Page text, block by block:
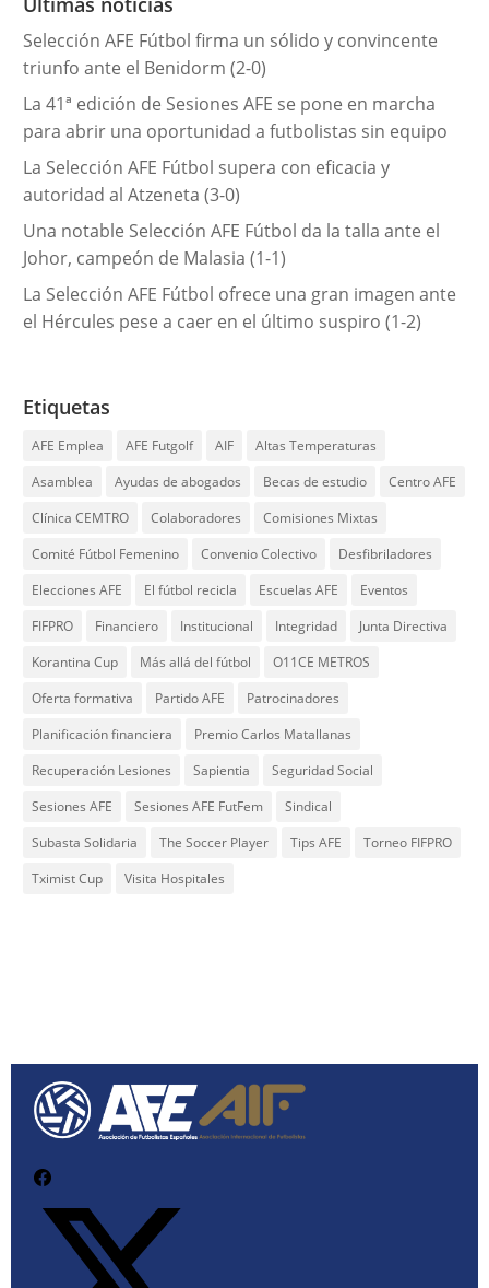
a
s
Selección AFE Fútbol firma un sólido y convincente
triunfo ante el Benidorm (2-0)
La 41ª edición de Sesiones AFE se pone en marcha
para abrir una oportunidad a futbolistas sin equipo
La Selección AFE Fútbol supera con eficacia y
autoridad al Atzeneta (3-0)
Una notable Selección AFE Fútbol da la talla ante el
Johor, campeón de Malasia (1-1)
La Selección AFE Fútbol ofrece una gran imagen ante
el Hércules pese a caer en el último suspiro (1-2)
Etiquetas
AFE Emplea AFE Futgolf AIF
Altas Temperaturas
Asamblea
Ayudas de abogados Becas de estudio
Centro AFE
Clínica CEMTRO
Colaboradores
Comisiones Mixtas
Comité Fútbol Femenino
Convenio Colectivo
Desfibriladores
Elecciones AFE
El fútbol recicla Escuelas AFE
Eventos
FIFPRO
Financiero Institucional Integridad
Junta Directiva
Korantina Cup
Más allá del fútbol
O11CE METROS
Oferta formativa
Partido AFE
Patrocinadores
Planificación financiera
Premio Carlos Matallanas
Recuperación Lesiones
Sapientia
Seguridad Social
Sesiones AFE
Sesiones AFE FutFem
Sindical
Subasta Solidaria
The Soccer Player Tips AFE
Torneo FIFPRO
Tximist Cup
Visita Hospitales